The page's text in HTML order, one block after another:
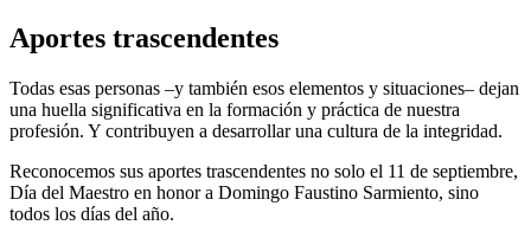
Aportes trascendentes
Todas esas personas –y también esos elementos y situaciones– dejan
una huella significativa en la formación y práctica de nuestra
profesión. Y contribuyen a desarrollar una cultura de la integridad.
Reconocemos sus aportes trascendentes no solo el 11 de septiembre,
Día del Maestro en honor a Domingo Faustino Sarmiento, sino
todos los días del año.